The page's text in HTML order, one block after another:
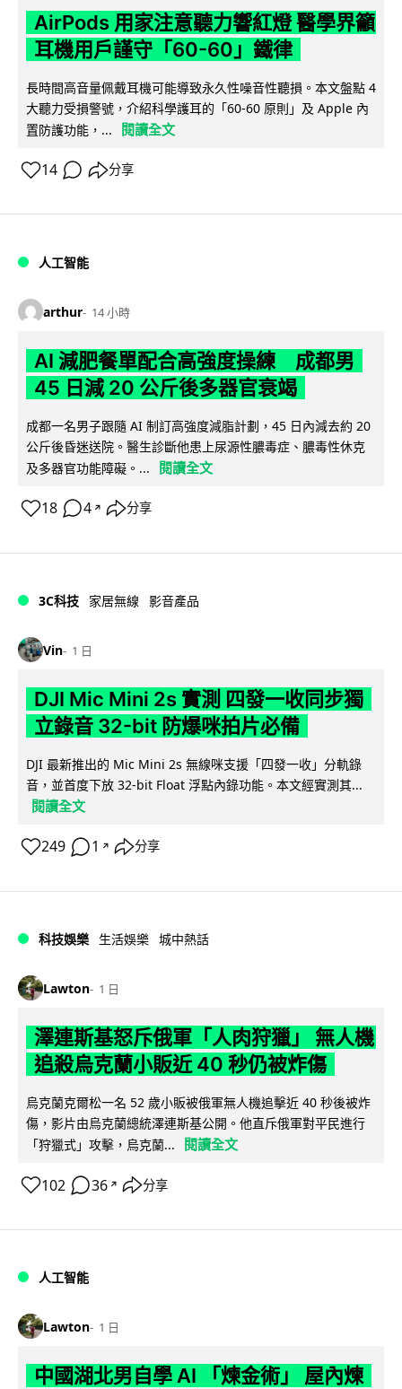
AirPods 用家注意聽力響紅燈 醫學界籲
耳機用戶謹守「60-60」鐵律
長時間高音量佩戴耳機可能導致永久性噪音性聽損。本文盤點 4
大聽力受損警號，介紹科學護耳的「60-60 原則」及 Apple 內
置防護功能，...
閱讀全文
14 分享
人工智能
arthur 14 小時
AI 減肥餐單配合高強度操練 成都男
45 日減 20 公斤後多器官衰竭
成都一名男子跟隨 AI 制訂高強度減脂計劃，45 日內減去約 20
公斤後昏迷送院。醫生診斷他患上尿源性膿毒症、膿毒性休克
及多器官功能障礙。...
閱讀全文
18 4 ↗ 分享
3C科技 家居無線 影音產品
Vin 1 日
DJI Mic Mini 2s 實測 四發一收同步獨
立錄音 32-bit 防爆咪拍片必備
DJI 最新推出的 Mic Mini 2s 無線咪支援「四發一收」分軌錄
音，並首度下放 32-bit Float 浮點內錄功能。本文經實測其...
閱讀全文
249 1 ↗ 分享
科技娛樂 生活娛樂 城中熱話
Lawton 1 日
澤連斯基怒斥俄軍「人肉狩獵」 無人機
追殺烏克蘭小販近 40 秒仍被炸傷
烏克蘭克爾松一名 52 歲小販被俄軍無人機追擊近 40 秒後被炸
傷，影片由烏克蘭總統澤連斯基公開。他直斥俄軍對平民進行
「狩獵式」攻擊，烏克蘭...
閱讀全文
102 36 ↗ 分享
人工智能
Lawton 1 日
中國湖北男自學 AI 「煉金術」 屋內煉